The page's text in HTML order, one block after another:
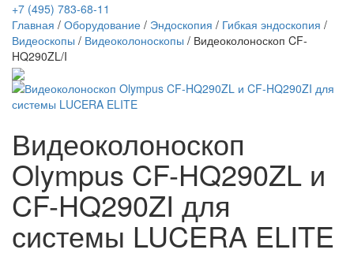
+7 (495) 783-68-11
Главная / Оборудование / Эндоскопия / Гибкая эндоскопия /
Видеоскопы / Видеоколоноскопы / Видеоколоноскоп CF-
HQ290ZL/I
Видеоколоноскоп
Olympus CF-HQ290ZL и
CF-HQ290ZI для
системы LUCERA ELITE